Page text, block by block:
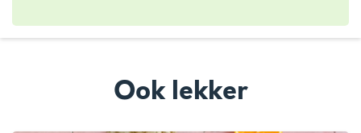
Ook lekker